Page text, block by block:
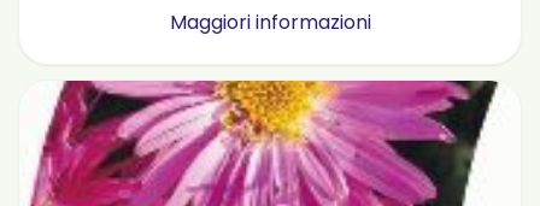
Maggiori informazioni